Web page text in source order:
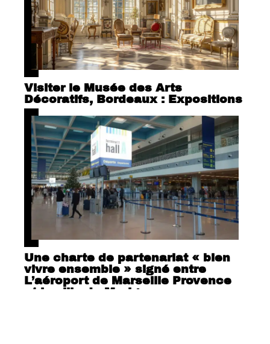
Visiter le Musée des Arts
Décoratifs, Bordeaux : Expositions
Une charte de partenariat « bien
vivre ensemble » signé entre
L’aéroport de Marseille Provence
et la ville de Marigane